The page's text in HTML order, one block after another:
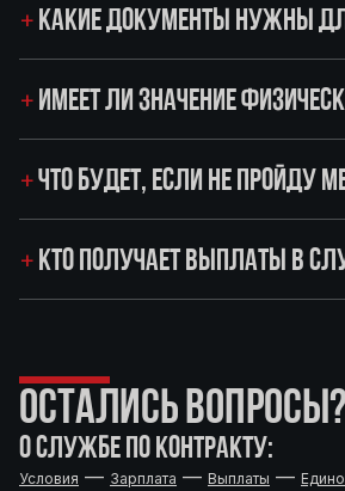
КАКИЕ ДОКУМЕНТЫ НУЖНЫ
ИМЕЕТ ЛИ ЗНАЧЕНИЕ
ЧТО БУДЕТ, ЕСЛИ НЕ ПРОЙДУ
КТО ПОЛУЧАЕТ ВЫПЛАТЫ В
ОСТАЛИСЬ ВОПРОСЫ?
О СЛУЖБЕ ПО КОНТРАКТУ:
Условия — Зарплата — Выплаты —